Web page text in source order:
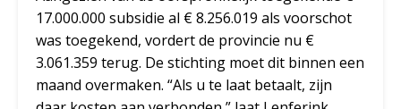
17.000.000 subsidie al € 8.256.019 als voorschot
was toegekend, vordert de provincie nu €
3.061.359 terug. De stichting moet dit binnen een
maand overmaken. “Als u te laat betaalt, zijn